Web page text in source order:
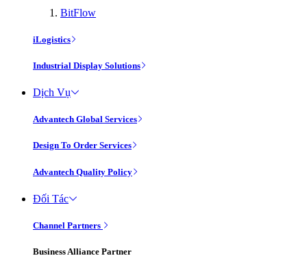
BitFlow
iLogistics
Industrial Display Solutions
Dịch Vụ
Advantech Global Services
Design To Order Services
Advantech Quality Policy
Đối Tác
Channel Partners
Business Alliance Partner